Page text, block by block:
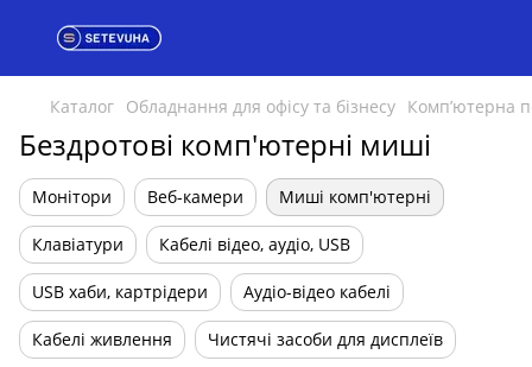
Каталог Обладнання для офісу та бізнесу Комп’ютерна
Бездротові комп'ютерні миші
Монітори Веб-камери Миші комп'ютерні
Клавіатури Кабелі відео, аудіо, USB
USB хаби, картрідери Аудіо-відео кабелі
Кабелі живлення Чистячі засоби для дисплеїв